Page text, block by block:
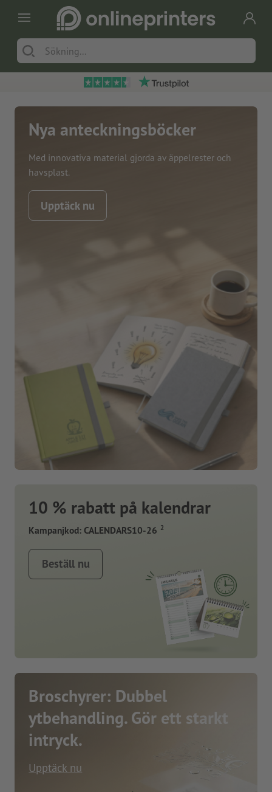
Nya anteckningsböcker
Med innovativa material gjorda av äppelrester och
havsplast.
Upptäck nu
10 % rabatt på kalendrar
Kampanjkod: CALENDARS10-26 2
Beställ nu
Broschyrer: Dubbel
ytbehandling. Gör ett starkt
intryck.
Upptäck nu